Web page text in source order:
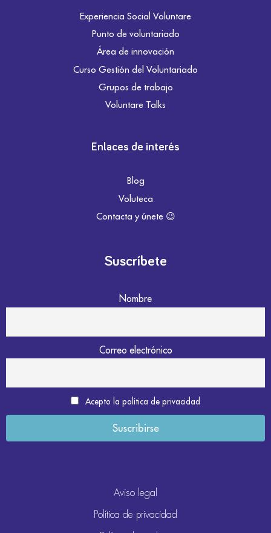
Experiencia Social Voluntare
Punto de voluntariado
Área de innovación
Curso Gestión del Voluntariado
Grupos de trabajo
Voluntare Talks
Enlaces de interés
Blog
Voluteca
Contacta y únete 😉
Suscríbete
Nombre
Correo electrónico
Acepto la política de privacidad
Aviso legal
Política de privacidad